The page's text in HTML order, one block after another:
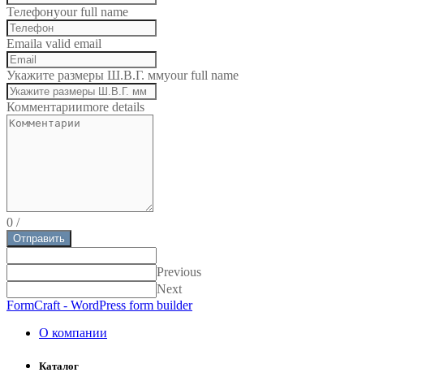
Телефонyour full name
Emaila valid email
Укажите размеры Ш.В.Г. ммyour full name
Комментарииmore details
0 /
Отправить
Previous
Next
FormCraft - WordPress form builder
О компании
Каталог